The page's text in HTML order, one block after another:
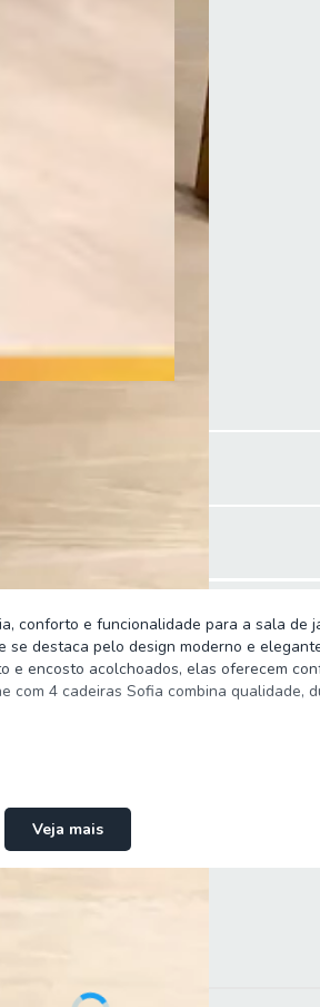
conforto e funcionalidade para a sala de
destaca pelo design moderno e
encosto acolchoados, elas oferecem
4 cadeiras Sofia combina qualidade,
Veja mais